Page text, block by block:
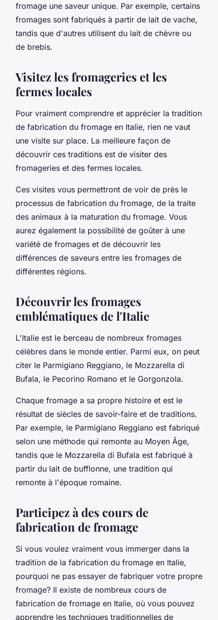
fromage une saveur unique. Par exemple, certains
fromages sont fabriqués à partir de lait de vache,
tandis que d'autres utilisent du lait de chèvre ou
de brebis.
Visitez les fromageries et les
fermes locales
Pour vraiment comprendre et apprécier la tradition
de fabrication du fromage en Italie, rien ne vaut
une visite sur place. La meilleure façon de
découvrir ces traditions est de visiter des
fromageries et des fermes locales.
Ces visites vous permettront de voir de près le
processus de fabrication du fromage, de la traite
des animaux à la maturation du fromage. Vous
aurez également la possibilité de goûter à une
variété de fromages et de découvrir les
différences de saveurs entre les fromages de
différentes régions.
Découvrir les fromages
emblématiques de l'Italie
L'Italie est le berceau de nombreux fromages
célèbres dans le monde entier. Parmi eux, on peut
citer le Parmigiano Reggiano, le Mozzarella di
Bufala, le Pecorino Romano et le Gorgonzola.
Chaque fromage a sa propre histoire et est le
résultat de siècles de savoir-faire et de traditions.
Par exemple, le Parmigiano Reggiano est fabriqué
selon une méthode qui remonte au Moyen Âge,
tandis que le Mozzarella di Bufala est fabriqué à
partir du lait de bufflonne, une tradition qui
remonte à l'époque romaine.
Participez à des cours de
fabrication de fromage
Si vous voulez vraiment vous immerger dans la
tradition de la fabrication du fromage en Italie,
pourquoi ne pas essayer de fabriquer votre propre
fromage? Il existe de nombreux cours de
fabrication de fromage en Italie, où vous pouvez
apprendre les techniques traditionnelles de